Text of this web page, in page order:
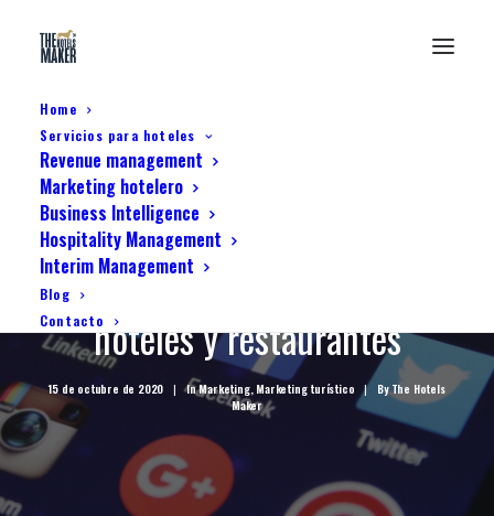
Home
Servicios para hoteles
Revenue management
Marketing hotelero
Business Intelligence
Hospitality Management
Interim Management
Blog
Contacto
Community Manager para
hoteles y restaurantes
15 de octubre de 2020 | InMarketing, Marketing turístico | ByThe Hotels
Maker